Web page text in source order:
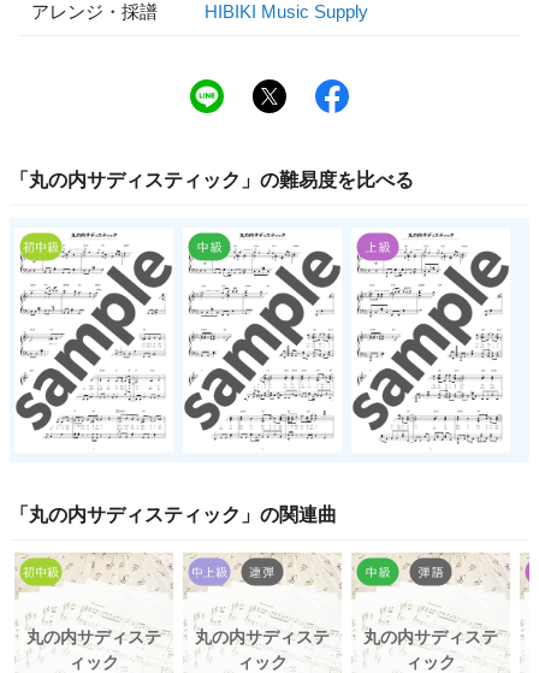
アレンジ・採譜 HIBIKI Music Supply
「 丸の内サディスティック 」の難易度を比べる
「 丸の内サディスティック 」の関連曲
丸の内サディステ
ィック
丸の内サディステ
ィック
丸の内サディステ
ィック